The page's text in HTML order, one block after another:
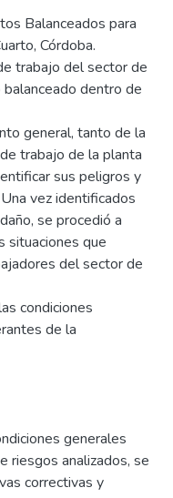
Balanceados para
Córdoba.
trabajo del sector de
dentro de
general, tanto de la
trabajo de la planta
sus peligros y
vez identificados
se procedió a
situaciones que
del sector de
condiciones
de la
generales
riesgos analizados, se
correctivas y